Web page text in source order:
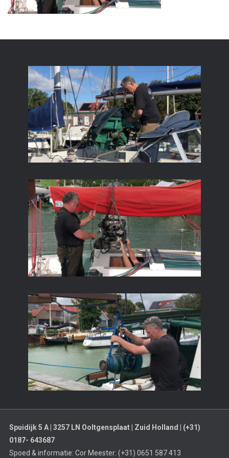
Spuidijk 5 A | 3257 LN Ooltgensplaat | Zuid Holland | (+31)
0187- 643687
Spoed & informatie: Cor Meester: (+31) 0651 587 413